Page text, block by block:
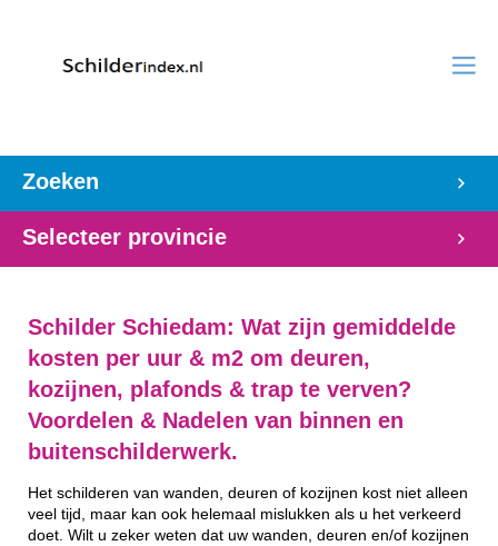
Zoeken
Selecteer provincie
Schilder Schiedam: Wat zijn gemiddelde
kosten per uur & m2 om deuren,
kozijnen, plafonds & trap te verven?
Voordelen & Nadelen van binnen en
buitenschilderwerk.
Het schilderen van wanden, deuren of kozijnen kost niet alleen
veel tijd, maar kan ook helemaal mislukken als u het verkeerd
doet. Wilt u zeker weten dat uw wanden, deuren en/of kozijnen